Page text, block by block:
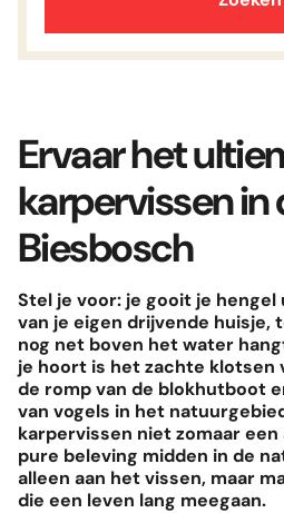
Sla op
DO
17 18 19 20
24 25 26 27
31
Weekend
3 NACHTEN
7 NACHTEN
Ervaar het
karpervissen in
Biesbosch
Stel je voor: je gooit je
van je eigen drijvende
nog net boven het water
je hoort is het zachte klotsen
de romp van de blokhutboot
van vogels in het
karpervissen niet zomaar
pure beleving midden in de
alleen aan het vissen, maar
die een leven lang meegaan.